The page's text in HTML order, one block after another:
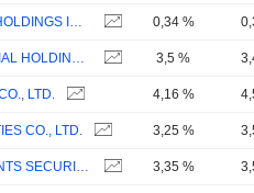
LPL FINANCIAL HOLDINGS INC. 0,34 %
YUANTA FINANCIAL HOLDING CO., LTD. 3,5 %
LTD. 4,16 %
CO., LTD. 3,25 %
CHINA MERCHANTS SECURITIES CO., LTD. 3,35 %